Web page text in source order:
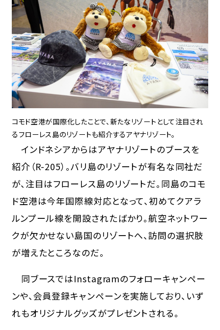
コモド空港が国際化したことで、新たなリゾートとして注目され
るフローレス島のリゾートも紹介するアヤナリゾート。
インドネシアからはアヤナリゾートのブースを
紹介（R-205）。バリ島のリゾートが有名な同社だ
が、注目はフローレス島のリゾートだ。同島のコモ
ド空港は今年国際線対応となって、初めてクアラ
ルンプール線を開設されたばかり。航空ネットワー
クが欠かせない島国のリゾートへ、訪問の選択肢
が増えたところなのだ。
同ブースではInstagramのフォローキャンペー
ンや、会員登録キャンペーンを実施しており、いず
れもオリジナルグッズがプレゼントされる。